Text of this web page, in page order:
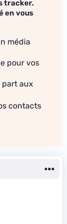
tracker.
en vous
média
pour vos
part aux
contacts